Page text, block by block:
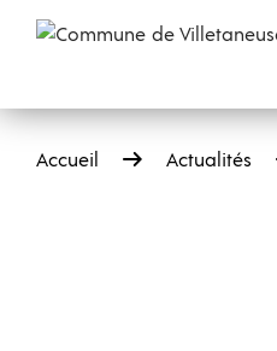
Accueil Actualités